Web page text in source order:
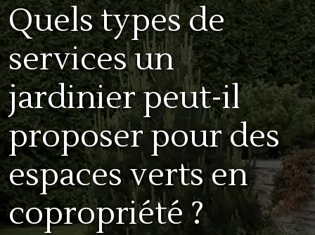
Quels types de
services un
jardinier peut-il
proposer pour des
espaces verts en
copropriété ?